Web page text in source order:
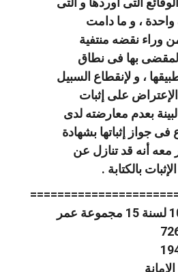
واحدة ، و ما دامت
وراء نقضه منتفية
بها فى نطاق
، و لإنقطاع السبيل
على إثبات
بعدم معارضته لدى
جواز إثباتها بشهادة
معه أنه قد تنازل عن
بالكتابة .
الطعن رقم 1052 لسنة 15 مجموعة عمر